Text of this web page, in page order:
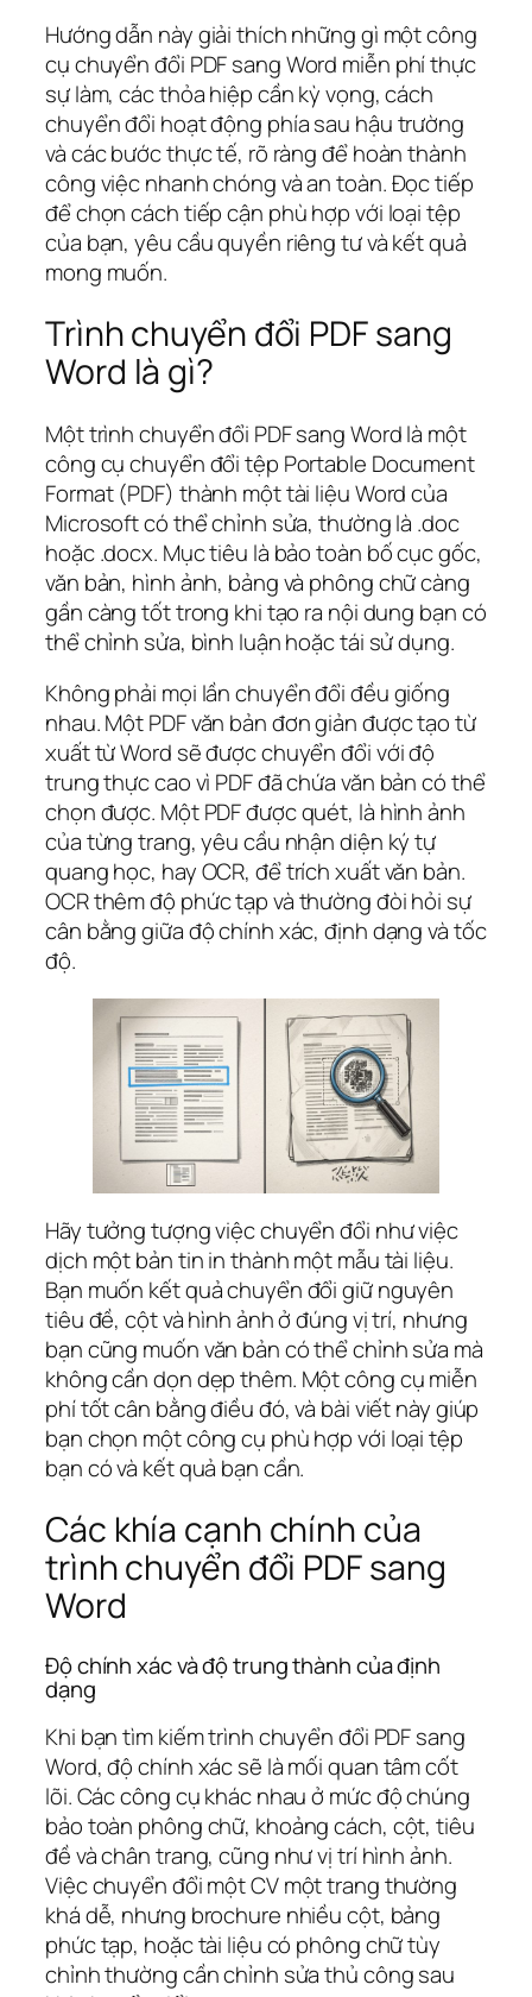
Hướng dẫn này giải thích những gì một công
cụ chuyển đổi PDF sang Word miễn phí thực
sự làm, các thỏa hiệp cần kỳ vọng, cách
chuyển đổi hoạt động phía sau hậu trường
và các bước thực tế, rõ ràng để hoàn thành
công việc nhanh chóng và an toàn. Đọc tiếp
để chọn cách tiếp cận phù hợp với loại tệp
của bạn, yêu cầu quyền riêng tư và kết quả
mong muốn.
Trình chuyển đổi PDF sang
Word là gì?
Một trình chuyển đổi PDF sang Word là một
công cụ chuyển đổi tệp Portable Document
Format (PDF) thành một tài liệu Word của
Microsoft có thể chỉnh sửa, thường là .doc
hoặc .docx. Mục tiêu là bảo toàn bố cục gốc,
văn bản, hình ảnh, bảng và phông chữ càng
gần càng tốt trong khi tạo ra nội dung bạn có
thể chỉnh sửa, bình luận hoặc tái sử dụng.
Không phải mọi lần chuyển đổi đều giống
nhau. Một PDF văn bản đơn giản được tạo từ
xuất từ Word sẽ được chuyển đổi với độ
trung thực cao vì PDF đã chứa văn bản có thể
chọn được. Một PDF được quét, là hình ảnh
của từng trang, yêu cầu nhận diện ký tự
quang học, hay OCR, để trích xuất văn bản.
OCR thêm độ phức tạp và thường đòi hỏi sự
cân bằng giữa độ chính xác, định dạng và tốc
độ.
Hãy tưởng tượng việc chuyển đổi như việc
dịch một bản tin in thành một mẫu tài liệu.
Bạn muốn kết quả chuyển đổi giữ nguyên
tiêu đề, cột và hình ảnh ở đúng vị trí, nhưng
bạn cũng muốn văn bản có thể chỉnh sửa mà
không cần dọn dẹp thêm. Một công cụ miễn
phí tốt cân bằng điều đó, và bài viết này giúp
bạn chọn một công cụ phù hợp với loại tệp
bạn có và kết quả bạn cần.
Các khía cạnh chính của
trình chuyển đổi PDF sang
Word
Độ chính xác và độ trung thành của định
dạng
Khi bạn tìm kiếm trình chuyển đổi PDF sang
Word, độ chính xác sẽ là mối quan tâm cốt
lõi. Các công cụ khác nhau ở mức độ chúng
bảo toàn phông chữ, khoảng cách, cột, tiêu
đề và chân trang, cũng như vị trí hình ảnh.
Việc chuyển đổi một CV một trang thường
khá dễ, nhưng brochure nhiều cột, bảng
phức tạp, hoặc tài liệu có phông chữ tùy
chỉnh thường cần chỉnh sửa thủ công sau